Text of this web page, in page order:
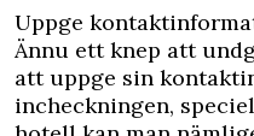
Uppge
Ännu ett knep att
att uppge sin
incheckningen,